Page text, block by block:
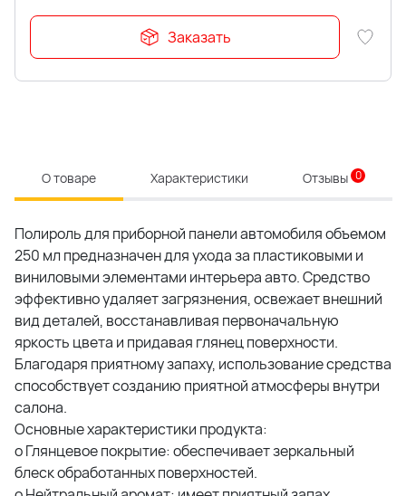
Заказать
О товаре Характеристики Отзывы 0
Полироль для приборной панели автомобиля объемом
250 мл предназначен для ухода за пластиковыми и
виниловыми элементами интерьера авто. Средство
эффективно удаляет загрязнения, освежает внешний
вид деталей, восстанавливая первоначальную
яркость цвета и придавая глянец поверхности.
Благодаря приятному запаху, использование средства
способствует созданию приятной атмосферы внутри
салона.
Основные характеристики продукта:
o Глянцевое покрытие: обеспечивает зеркальный
блеск обработанных поверхностей.